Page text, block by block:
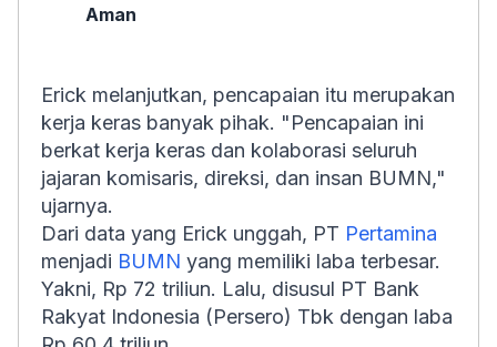
Aman
Erick melanjutkan, pencapaian itu merupakan
kerja keras banyak pihak. "Pencapaian ini
berkat kerja keras dan kolaborasi seluruh
jajaran komisaris, direksi, dan insan BUMN,"
ujarnya.
Dari data yang Erick unggah, PT Pertamina
menjadi BUMN yang memiliki laba terbesar.
Yakni, Rp 72 triliun. Lalu, disusul PT Bank
Rakyat Indonesia (Persero) Tbk dengan laba